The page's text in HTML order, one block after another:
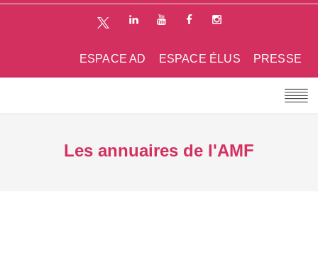
PRESSE
ESPACE ÉLUS
ESPACE AD
Les annuaires de l'AMF